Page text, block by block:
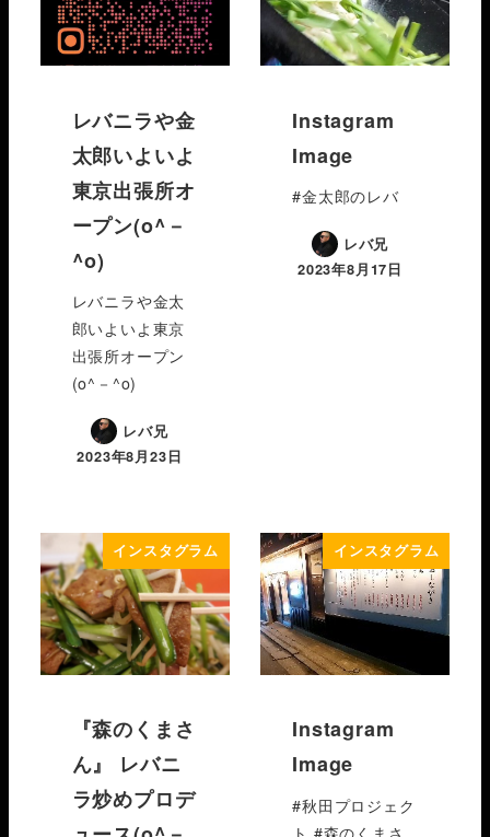
レバニラや金
太郎いよいよ
東京出張所オ
ープン(o^－
^o)
レバニラや金太
郎いよいよ東京
出張所オープン
(o^－^o)
レバ兄
2023年8月23日
Instagram
Image
#金太郎のレバ
レバ兄
2023年8月17日
インスタグラム
『森のくまさ
ん』 レバニ
ラ炒めプロデ
インスタグラム
Instagram
Image
#秋田プロジェク
ト #森のくまさ